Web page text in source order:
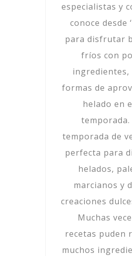
especialistas y
conoce desde
para disfrutar
fríos con
ingredientes,
formas de
helado en
temporada de
perfecta para
helados,
marcianos y
creaciones
Muchas
recetas puden
muchos